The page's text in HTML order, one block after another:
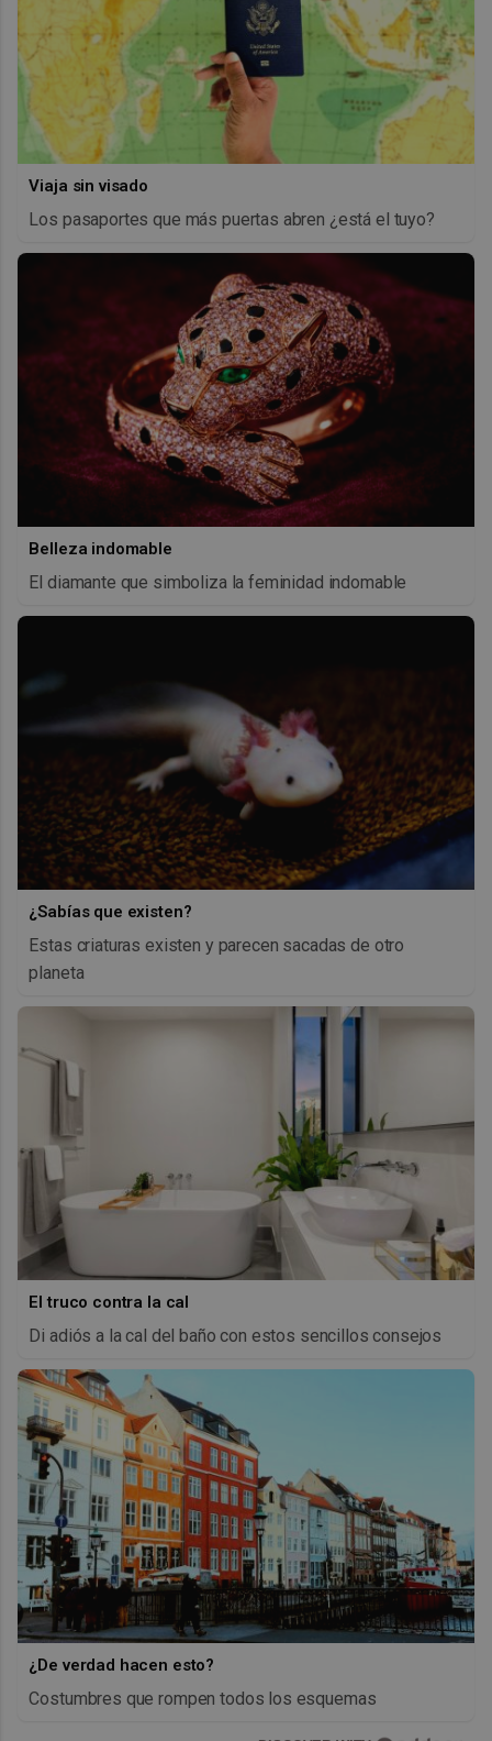
Viaja sin visado
Los pasaportes que más puertas abren ¿está el tuyo?
Belleza indomable
El diamante que simboliza la feminidad indomable
¿Sabías que existen?
Estas criaturas existen y parecen sacadas de otro
planeta
El truco contra la cal
Di adiós a la cal del baño con estos sencillos consejos
¿De verdad hacen esto?
Costumbres que rompen todos los esquemas